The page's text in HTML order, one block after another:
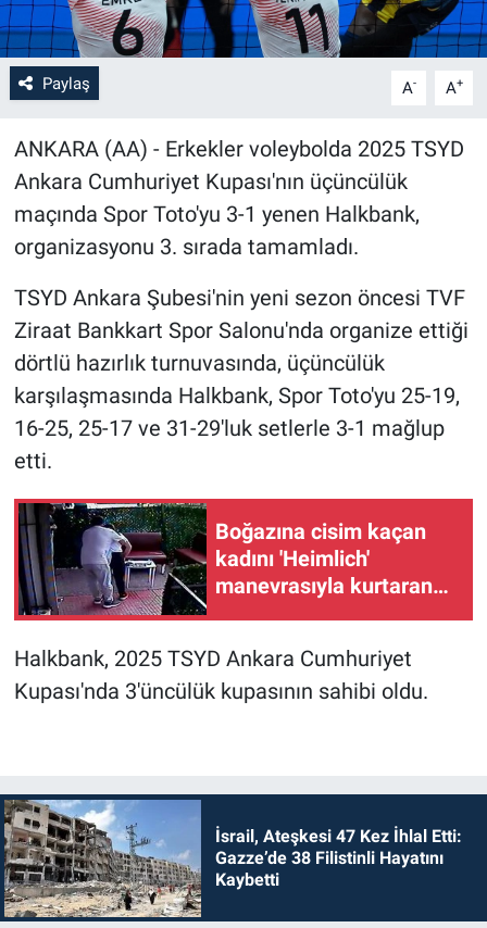
Paylaş A- A+
ANKARA (AA) - Erkekler voleybolda 2025 TSYD
Ankara Cumhuriyet Kupası'nın üçüncülük
maçında Spor Toto'yu 3-1 yenen Halkbank,
organizasyonu 3. sırada tamamladı.
TSYD Ankara Şubesi'nin yeni sezon öncesi TVF
Ziraat Bankkart Spor Salonu'nda organize ettiği
dörtlü hazırlık turnuvasında, üçüncülük
karşılaşmasında Halkbank, Spor Toto'yu 25-19,
16-25, 25-17 ve 31-29'luk setlerle 3-1 mağlup
etti.
Boğazına cisim kaçan
kadını 'Heimlich'
manevrasıyla kurtaran
Halkbank, 2025 TSYD Ankara Cumhuriyet
Kupası'nda 3'üncülük kupasının sahibi oldu.
İsrail, Ateşkesi 47 Kez İhlal Etti:
Gazze’de 38 Filistinli Hayatını
Kaybetti